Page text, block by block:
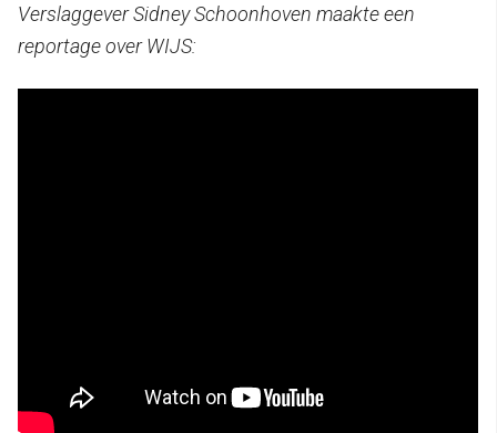
Verslaggever Sidney Schoonhoven maakte een
reportage over WIJS: